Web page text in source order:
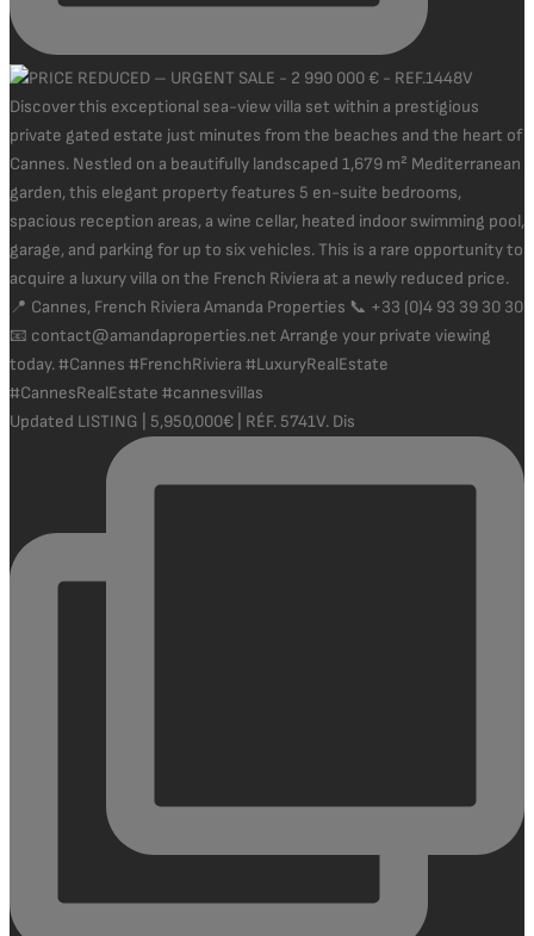
Updated LISTING | 5,950,000€ | RÉF. 5741V. Dis